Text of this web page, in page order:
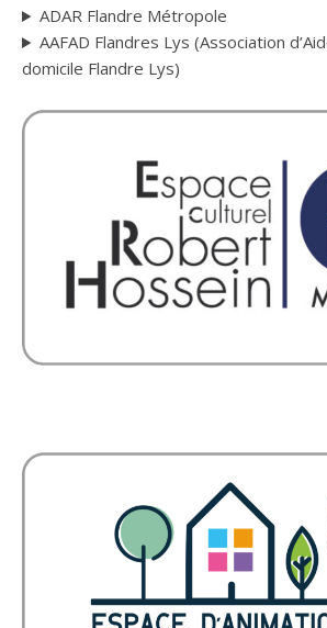
ADAR Flandre Métropole
AAFAD Flandres Lys (Association
domicile Flandre Lys)